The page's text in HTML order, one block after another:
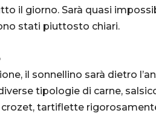
il giorno. Sarà quasi
stati piuttosto chiari.
il sonnellino sarà dietro
tipologie di carne,
tartiflette